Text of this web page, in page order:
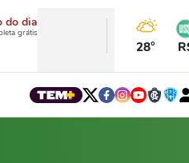
do dia
grátis
28°